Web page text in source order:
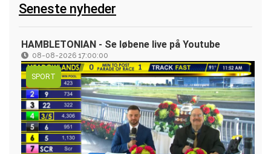
Seneste nyheder
HAMBLETONIAN - Se løbene live på Youtube
08-08-2026 17:00:00
SPORT